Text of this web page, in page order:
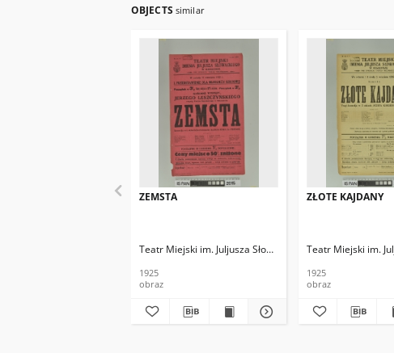
OBJECTS similar
ZEMSTA
Teatr Miejski im. Juljusza Słowackiego
1925
obraz
ZŁOTE KAJDANY
Teatr Miejski im.
1925
obraz